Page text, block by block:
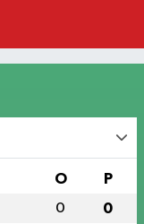
O P
0 0